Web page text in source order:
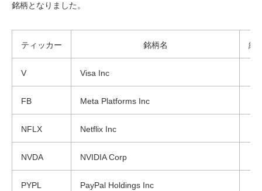
銘柄となりました。
ティッカー 銘柄名 組
V Visa Inc
FB Meta Platforms Inc
NFLX Netflix Inc
NVDA NVIDIA Corp
PYPL PayPal Holdings Inc